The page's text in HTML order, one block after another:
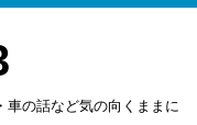
車の話など気の向くままに